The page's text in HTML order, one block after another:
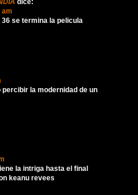
dice:
am
se termina la pelicula
percibir la modernidad de un
la intriga hasta el final
keanu revees